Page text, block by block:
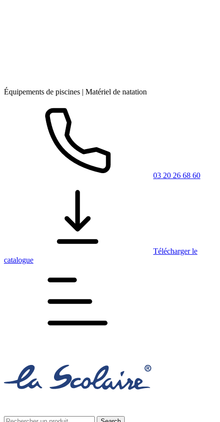
Équipements de piscines | Matériel de natation
03 20 26 68 60
Télécharger le
catalogue